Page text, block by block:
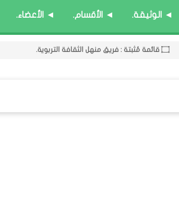
◄ الوثيقة. ◄ الأقسام. ◄ الأعضاء.
۝ قائمة مُثبتة : فريق منهل الثقافة التربوية.